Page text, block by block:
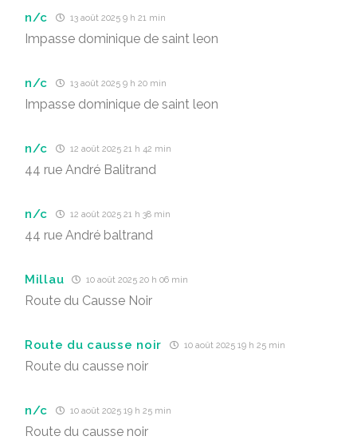
n/c 13 août 2025 9 h 21 min
Impasse dominique de saint leon
n/c 13 août 2025 9 h 20 min
Impasse dominique de saint leon
n/c 12 août 2025 21 h 42 min
44 rue André Balitrand
n/c 12 août 2025 21 h 38 min
44 rue André baltrand
Millau 10 août 2025 20 h 06 min
Route du Causse Noir
Route du causse noir 10 août 2025 19 h 25 min
Route du causse noir
n/c 10 août 2025 19 h 25 min
Route du causse noir